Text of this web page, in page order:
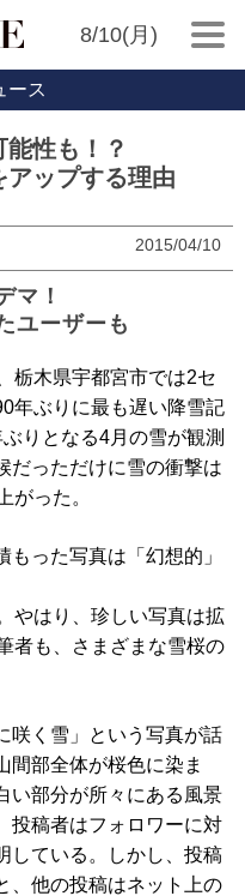
8/10(月)
ース
性も！？
ップする理由
2015/04/10
マ！
ユーザーも
栃木県宇都宮市では2セ
年ぶりに最も遅い降雪記
りとなる4月の雪が観測
だっただけに雪の衝撃は
がった。
った写真は「幻想的」
やはり、珍しい写真は拡
者も、さまざまな雪桜の
く雪」という写真が話
間部全体が桜色に染ま
い部分が所々にある風景
投稿者はフォロワーに対
している。しかし、投稿
、他の投稿はネット上の